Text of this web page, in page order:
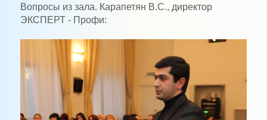
Вопросы из зала. Карапетян В.С., директор
ЭКСПЕРТ - Профи: